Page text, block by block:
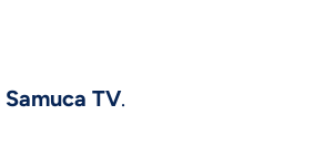
Samuca TV.